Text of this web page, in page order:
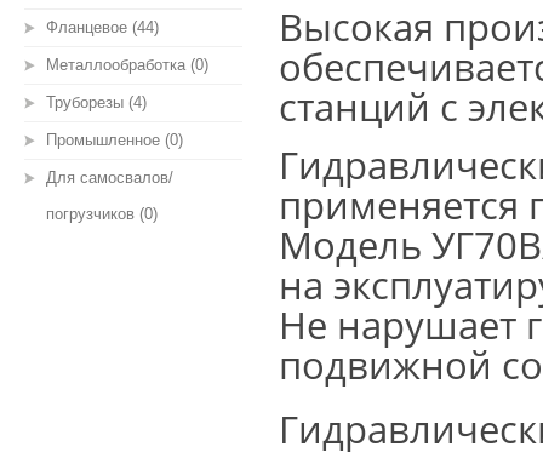
Фланцевое (44)
Металлообработка (0)
Труборезы (4)
Промышленное (0)
Для самосвалов/
погрузчиков (0)
Высокая
станций с
применяется
Модель
на
Не нарушает
подвижной